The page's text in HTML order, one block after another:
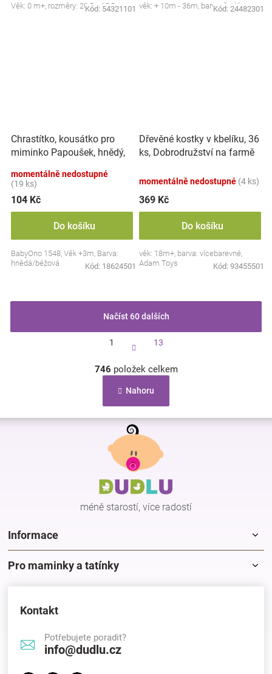
Věk: 0 m+, rozměry: 20,5 x 15,5 cm
Kód: 54321101 věk: + 10m - 36m, barva: šedá
Kód: 24482301
Chrastítko, kousátko pro
miminko Papoušek, hnědý,
momentálně nedostupné
(19 ks)
104 Kč
Do košíku
BabyOno 1548, Věk +3m, Barva:
hnědá/béžová
Kód: 18624501
Dřevěné kostky v kbelíku, 36
ks, Dobrodružství na farmě
momentálně nedostupné (4 ks)
369 Kč
Do košíku
věk: 18m+, barva: vícebarevné,
Adam Toys
Kód: 93455501
v
á
d
a
c
p
r
v
k
y
v
s
Načíst 60 dalších
t
á
n
k
v
á
n
1 13
746 položek celkem
Nahoru
Z
méně starostí, více radostí
Informace
Pro maminky a tatínky
Kontakt
Potřebujete poradit?
info@dudlu.cz